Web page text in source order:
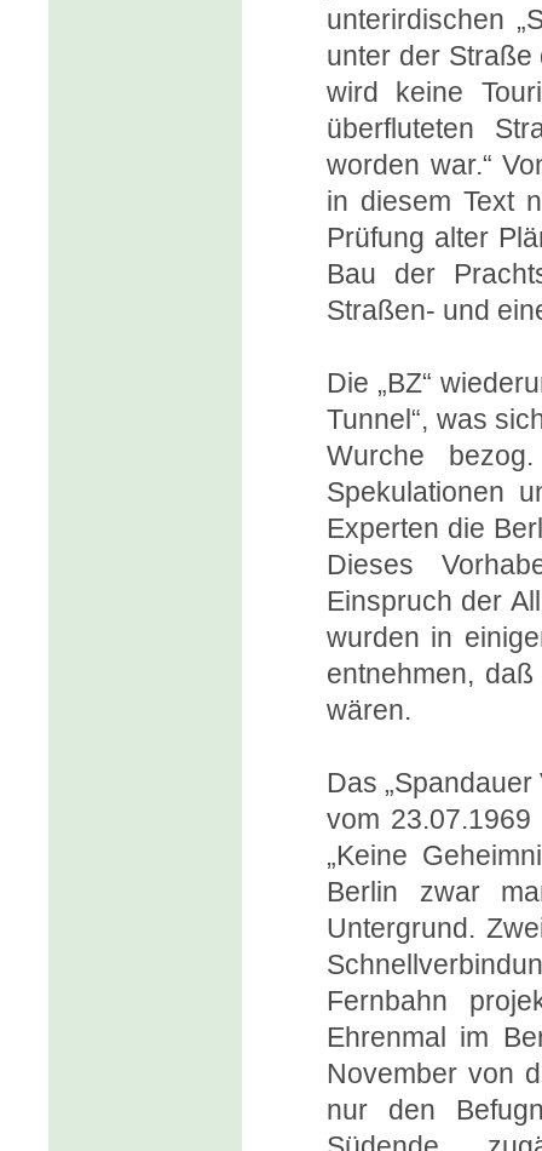
unterirdischen
unter der
wird keine
überfluteten
worden war.“
in diesem Text
Prüfung alter
Bau der
Straßen- und
Die „BZ“
Tunnel“, was
Wurche
Spekulationen
Experten die
Dieses
Einspruch der
wurden in
entnehmen,
wären.
Das
vom
„Keine
Berlin zwar
Untergrund.
Fernbahn
Ehrenmal im
November von
nur den